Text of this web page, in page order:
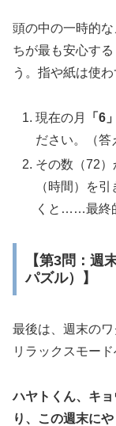
頭の中の一時的
ちが最も安心す
う。指や紙は使わ
現在の月 「6」
ださい。（答
その数（72
（時間）を
くと……最終
【第3問：週
パズル）】
最後は、週末の
リラックスモー
ハヤトくん、キ
り、この週末に